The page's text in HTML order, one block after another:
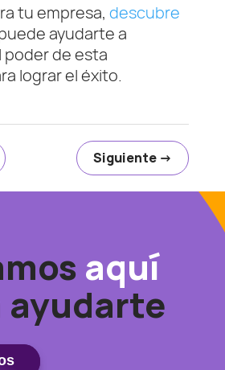
tu empresa, descubre
ayudarte a
de esta
lograr el éxito.
Siguiente →
aquí
ayudarte